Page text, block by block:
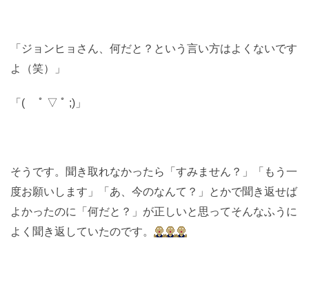
「ジョンヒョさん、何だと？という言い方はよくないです
よ（笑）」
「( ﾟ ▽ ﾟ ;)」
そうです。聞き取れなかったら「すみません？」「もう一
度お願いします」「あ、今のなんて？」とかで聞き返せば
よかったのに「何だと？」が正しいと思ってそんなふうに
よく聞き返していたのです。